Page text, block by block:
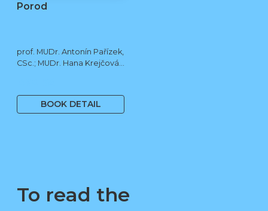
Porod
prof. MUDr. Antonín Pařízek,
CSc.; MUDr. Hana Krejčová,
Tomáš Honzík, Ph.D. a kol.
BOOK DETAIL
To read the